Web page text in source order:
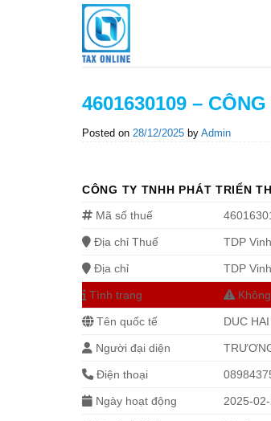
4601630109 –
Posted on 28/12/2025 by Admin
CÔNG TY TNHH PHÁT TRIỂN
Mã số thuế
Địa chỉ Thuế TDP
Địa chỉ TDP
Tình trạng
Tên quốc tế DUC
Người đại diện
Điện thoại
Ngày hoạt động 2025-